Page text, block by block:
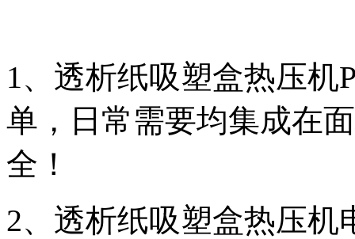
1、透析纸吸塑盒热压机
单，日常需要均集成在
全！
2、透析纸吸塑盒热压